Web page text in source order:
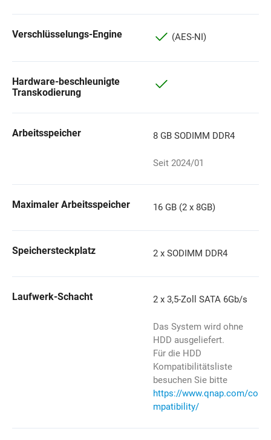
Verschlüsselungs-Engine (AES-NI)
Hardware-beschleunigte
Transkodierung
Arbeitsspeicher 8 GB SODIMM DDR4
Seit 2024/01
Maximaler Arbeitsspeicher 16 GB (2 x 8GB)
Speichersteckplatz 2 x SODIMM DDR4
Laufwerk-Schacht 2 x 3,5-Zoll SATA 6Gb/s
Das System wird ohne
HDD ausgeliefert.
Für die HDD
Kompatibilitätsliste
besuchen Sie bitte
https://www.qnap.com/co
mpatibility/